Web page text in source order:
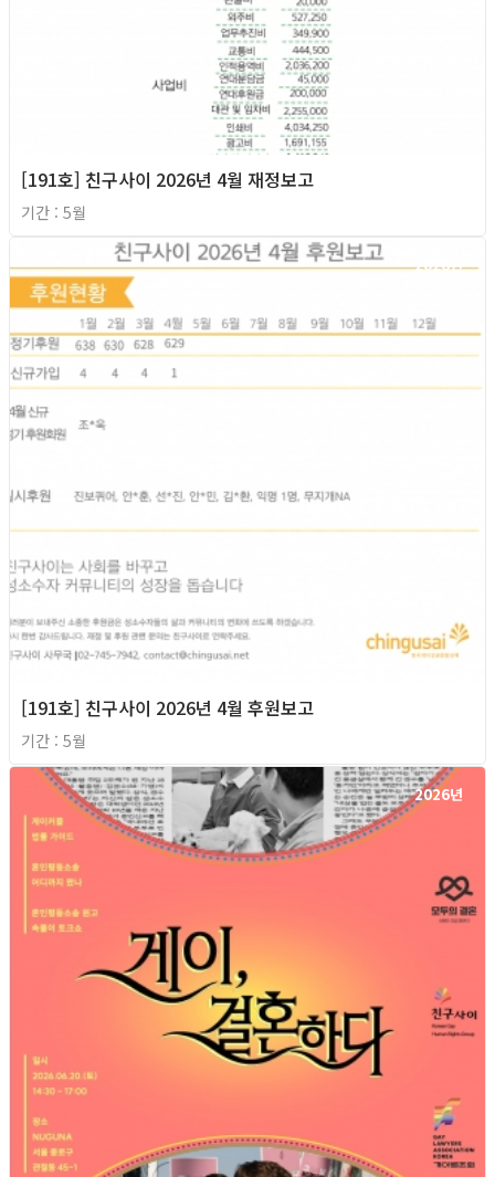
[191호] 친구사이 2026년 4월 재정보고
기간 : 5월
2026년
[191호] 친구사이 2026년 4월 후원보고
기간 : 5월
2026년